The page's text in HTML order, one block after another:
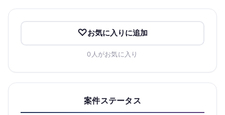
お気に入りに追加
0人がお気に入り
案件ステータス